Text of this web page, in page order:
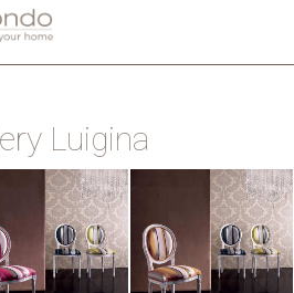
Luigina
ZOOM ZOOM